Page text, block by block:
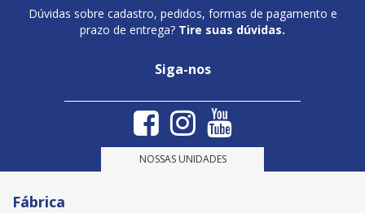
Dúvidas sobre cadastro, pedidos, formas de pagamento e
prazo de entrega? Tire suas dúvidas.
Siga-nos
NOSSAS UNIDADES
Fábrica